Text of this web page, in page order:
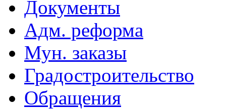
Документы
Адм. реформа
Мун. заказы
Градостроительство
Обращения